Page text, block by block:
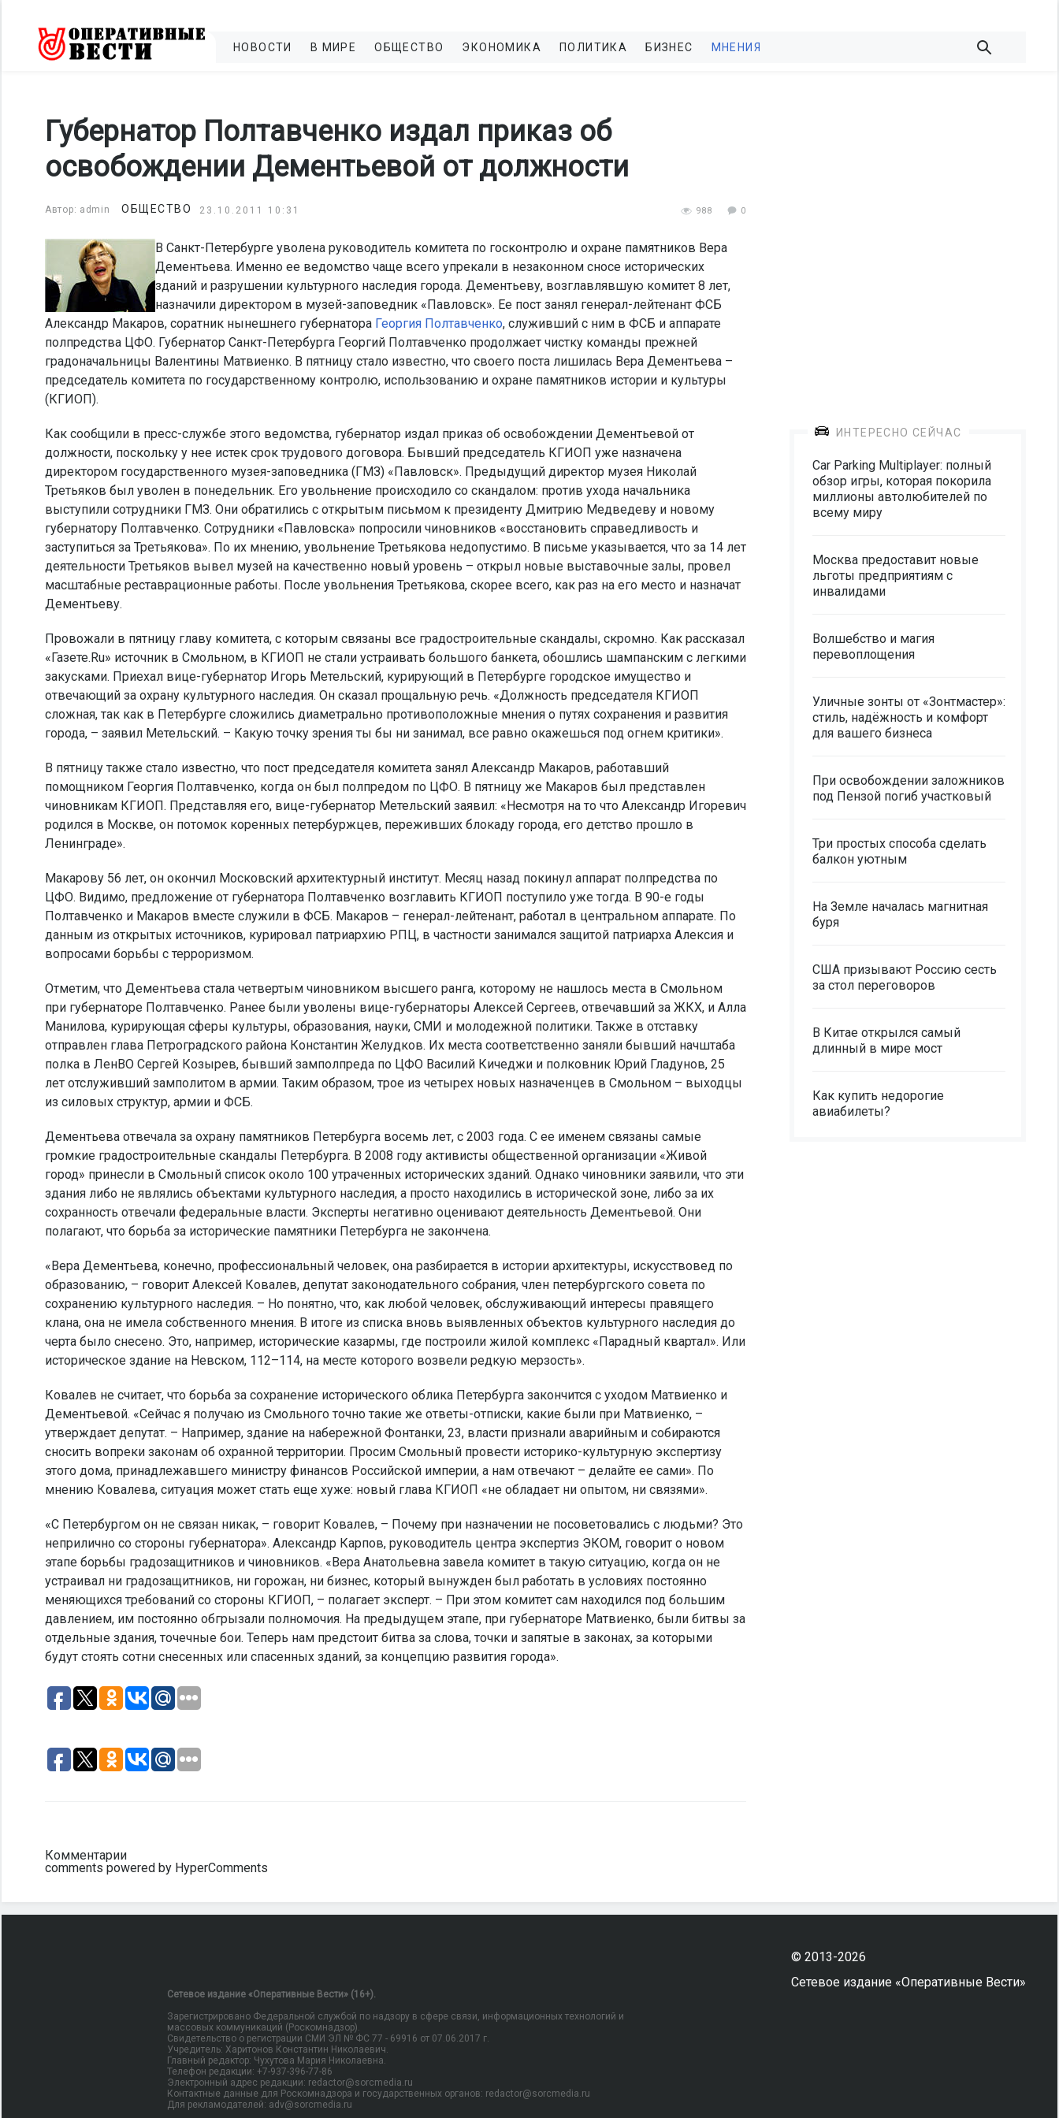
НОВОСТИ В МИРЕ ОБЩЕСТВО ЭКОНОМИКА ПОЛИТИКА БИЗНЕС МНЕНИЯ
Губернатор Полтавченко издал приказ об
освобождении Дементьевой от должности
Автор: admin ОБЩЕСТВО 23.10.2011 10:31 988 0
В Санкт-Петербурге уволена руководитель комитета по госконтролю и охране памятников Вера
Дементьева. Именно ее ведомство чаще всего упрекали в незаконном сносе исторических
зданий и разрушении культурного наследия города. Дементьеву, возглавлявшую комитет 8 лет,
назначили директором в музей-заповедник «Павловск». Ее пост занял генерал-лейтенант ФСБ
Александр Макаров, соратник нынешнего губернатора Георгия Полтавченко, служивший с ним в ФСБ и аппарате
полпредства ЦФО. Губернатор Санкт-Петербурга Георгий Полтавченко продолжает чистку команды прежней
градоначальницы Валентины Матвиенко. В пятницу стало известно, что своего поста лишилась Вера Дементьева –
председатель комитета по государственному контролю, использованию и охране памятников истории и культуры
(КГИОП).
Как сообщили в пресс-службе этого ведомства, губернатор издал приказ об освобождении Дементьевой от
должности, поскольку у нее истек срок трудового договора. Бывший председатель КГИОП уже назначена
директором государственного музея-заповедника (ГМЗ) «Павловск». Предыдущий директор музея Николай
Третьяков был уволен в понедельник. Его увольнение происходило со скандалом: против ухода начальника
выступили сотрудники ГМЗ. Они обратились с открытым письмом к президенту Дмитрию Медведеву и новому
губернатору Полтавченко. Сотрудники «Павловска» попросили чиновников «восстановить справедливость и
заступиться за Третьякова». По их мнению, увольнение Третьякова недопустимо. В письме указывается, что за 14 лет
деятельности Третьяков вывел музей на качественно новый уровень – открыл новые выставочные залы, провел
масштабные реставрационные работы. После увольнения Третьякова, скорее всего, как раз на его место и назначат
Дементьеву.
Провожали в пятницу главу комитета, с которым связаны все градостроительные скандалы, скромно. Как рассказал
«Газете.Ru» источник в Смольном, в КГИОП не стали устраивать большого банкета, обошлись шампанским с легкими
закусками. Приехал вице-губернатор Игорь Метельский, курирующий в Петербурге городское имущество и
отвечающий за охрану культурного наследия. Он сказал прощальную речь. «Должность председателя КГИОП
сложная, так как в Петербурге сложились диаметрально противоположные мнения о путях сохранения и развития
города, – заявил Метельский. – Какую точку зрения ты бы ни занимал, все равно окажешься под огнем критики».
В пятницу также стало известно, что пост председателя комитета занял Александр Макаров, работавший
помощником Георгия Полтавченко, когда он был полпредом по ЦФО. В пятницу же Макаров был представлен
чиновникам КГИОП. Представляя его, вице-губернатор Метельский заявил: «Несмотря на то что Александр Игоревич
родился в Москве, он потомок коренных петербуржцев, переживших блокаду города, его детство прошло в
Ленинграде».
Макарову 56 лет, он окончил Московский архитектурный институт. Месяц назад покинул аппарат полпредства по
ЦФО. Видимо, предложение от губернатора Полтавченко возглавить КГИОП поступило уже тогда. В 90-е годы
Полтавченко и Макаров вместе служили в ФСБ. Макаров – генерал-лейтенант, работал в центральном аппарате. По
данным из открытых источников, курировал патриархию РПЦ, в частности занимался защитой патриарха Алексия и
вопросами борьбы с терроризмом.
Отметим, что Дементьева стала четвертым чиновником высшего ранга, которому не нашлось места в Смольном
при губернаторе Полтавченко. Ранее были уволены вице-губернаторы Алексей Сергеев, отвечавший за ЖКХ, и Алла
Манилова, курирующая сферы культуры, образования, науки, СМИ и молодежной политики. Также в отставку
отправлен глава Петроградского района Константин Желудков. Их места соответственно заняли бывший начштаба
полка в ЛенВО Сергей Козырев, бывший замполпреда по ЦФО Василий Кичеджи и полковник Юрий Гладунов, 25
лет отслуживший замполитом в армии. Таким образом, трое из четырех новых назначенцев в Смольном – выходцы
из силовых структур, армии и ФСБ.
Дементьева отвечала за охрану памятников Петербурга восемь лет, с 2003 года. С ее именем связаны самые
громкие градостроительные скандалы Петербурга. В 2008 году активисты общественной организации «Живой
город» принесли в Смольный список около 100 утраченных исторических зданий. Однако чиновники заявили, что эти
здания либо не являлись объектами культурного наследия, а просто находились в исторической зоне, либо за их
сохранность отвечали федеральные власти. Эксперты негативно оценивают деятельность Дементьевой. Они
полагают, что борьба за исторические памятники Петербурга не закончена.
«Вера Дементьева, конечно, профессиональный человек, она разбирается в истории архитектуры, искусствовед по
образованию, – говорит Алексей Ковалев, депутат законодательного собрания, член петербургского совета по
сохранению культурного наследия. – Но понятно, что, как любой человек, обслуживающий интересы правящего
клана, она не имела собственного мнения. В итоге из списка вновь выявленных объектов культурного наследия до
черта было снесено. Это, например, исторические казармы, где построили жилой комплекс «Парадный квартал». Или
историческое здание на Невском, 112–114, на месте которого возвели редкую мерзость».
Ковалев не считает, что борьба за сохранение исторического облика Петербурга закончится с уходом Матвиенко и
Дементьевой. «Сейчас я получаю из Смольного точно такие же ответы-отписки, какие были при Матвиенко, –
утверждает депутат. – Например, здание на набережной Фонтанки, 23, власти признали аварийным и собираются
сносить вопреки законам об охранной территории. Просим Смольный провести историко-культурную экспертизу
этого дома, принадлежавшего министру финансов Российской империи, а нам отвечают – делайте ее сами». По
мнению Ковалева, ситуация может стать еще хуже: новый глава КГИОП «не обладает ни опытом, ни связями».
«С Петербургом он не связан никак, – говорит Ковалев, – Почему при назначении не посоветовались с людьми? Это
неприлично со стороны губернатора». Александр Карпов, руководитель центра экспертиз ЭКОМ, говорит о новом
этапе борьбы градозащитников и чиновников. «Вера Анатольевна завела комитет в такую ситуацию, когда он не
устраивал ни градозащитников, ни горожан, ни бизнес, который вынужден был работать в условиях постоянно
меняющихся требований со стороны КГИОП, – полагает эксперт. – При этом комитет сам находился под большим
давлением, им постоянно обгрызали полномочия. На предыдущем этапе, при губернаторе Матвиенко, были битвы за
отдельные здания, точечные бои. Теперь нам предстоит битва за слова, точки и запятые в законах, за которыми
будут стоять сотни снесенных или спасенных зданий, за концепцию развития города».
Комментарии
comments powered by HyperComments
ИНТЕРЕСНО СЕЙЧАС
Car Parking Multiplayer: полный
обзор игры, которая покорила
миллионы автолюбителей по
всему миру
Москва предоставит новые
льготы предприятиям с
инвалидами
Волшебство и магия
перевоплощения
Уличные зонты от «Зонтмастер»:
стиль, надёжность и комфорт
для вашего бизнеса
При освобождении заложников
под Пензой погиб участковый
Три простых способа сделать
балкон уютным
На Земле началась магнитная
буря
США призывают Россию сесть
за стол переговоров
В Китае открылся самый
длинный в мире мост
Как купить недорогие
авиабилеты?
Сетевое издание «Оперативные Вести» (16+).
Зарегистрировано Федеральной службой по надзору в сфере связи, информационных технологий и
массовых коммуникаций (Роскомнадзор).
Свидетельство о регистрации СМИ ЭЛ № ФС 77 - 69916 от 07.06.2017 г.
Учредитель: Харитонов Константин Николаевич.
Главный редактор: Чухутова Мария Николаевна.
Телефон редакции: +7-937-396-77-86
Электронный адрес редакции: redactor@sorcmedia.ru
Контактные данные для Роскомнадзора и государственных органов: redactor@sorcmedia.ru
Для рекламодателей: adv@sorcmedia.ru
© 2013-2026
Сетевое издание «Оперативные Вести»